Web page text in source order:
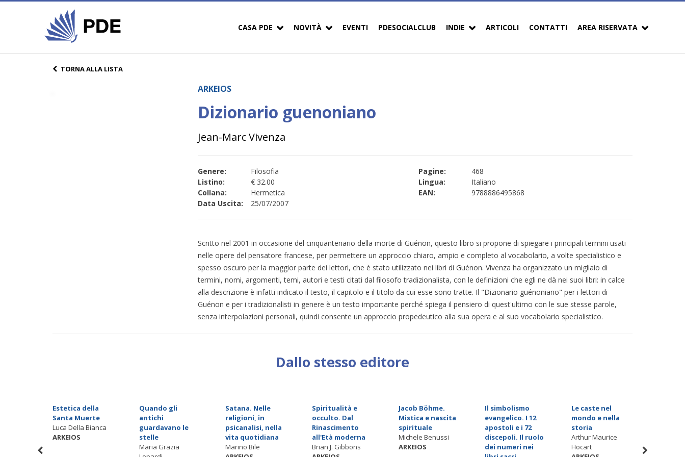
CASA PDE NOVITÀ EVENTI PDESOCIALCLUB INDIE ARTICOLI CONTATTI AREA RISERVATA
TORNA ALLA LISTA
ARKEIOS
Dizionario guenoniano
Jean-Marc Vivenza
Genere:
Filosofia
Listino:
€ 32.00
Collana:
Hermetica
Data Uscita:
25/07/2007
Pagine:
468
Lingua:
Italiano
EAN:
9788886495868
Scritto nel 2001 in occasione del cinquantenario della morte di Guénon, questo libro si propone di spiegare i principali termini usati
nelle opere del pensatore francese, per permettere un approccio chiaro, ampio e completo al vocabolario, a volte specialistico e
spesso oscuro per la maggior parte dei lettori, che è stato utilizzato nei libri di Guénon. Vivenza ha organizzato un migliaio di
termini, nomi, argomenti, temi, autori e testi citati dal filosofo tradizionalista, con le definizioni che egli ne dà nei suoi libri: in calce
alla descrizione è infatti indicato il testo, il capitolo e il titolo da cui esse sono tratte. Il "Dizionario guénoniano" per i lettori di
Guénon e per i tradizionalisti in genere è un testo importante perché spiega il pensiero di quest'ultimo con le sue stesse parole,
senza interpolazioni personali, quindi consente un approccio propedeutico alla sua opera e al suo vocabolario specialistico.
Dallo stesso editore
Estetica della
Santa Muerte
Luca Della Bianca
ARKEIOS
Quando gli
antichi
guardavano le
stelle
Maria Grazia
Satana. Nelle
religioni, in
psicanalisi, nella
vita quotidiana
Marino Bile
Spiritualità e
occulto. Dal
Rinascimento
all'Età moderna
Brian J. Gibbons
Jacob Böhme.
Mistica e nascita
spirituale
Michele Benussi
ARKEIOS
Il simbolismo
evangelico. I 12
apostoli e i 72
discepoli. Il ruolo
dei numeri nei
Le caste nel
mondo e nella
storia
Arthur Maurice
Hocart